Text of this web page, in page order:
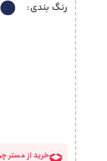
رنگ بندی